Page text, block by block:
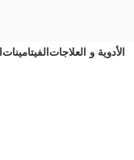
الأدوية و العلاجات الفيتامينات